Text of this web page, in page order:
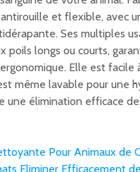
et flexible, avec
Ses multiples
poils longs ou courts,
Elle est
même lavable pour une
une élimination efficace